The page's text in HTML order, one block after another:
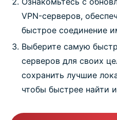
VPN-серверов,
быстрое соединение
Выберите самую
серверов для своих
сохранить лучшие
чтобы быстрее найти